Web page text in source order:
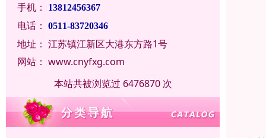
手机：
13812456367
电话： 0511-83720346
地址： 江苏镇江新区大港东方路1号
网站： www.cnyfxg.com
本站共被浏览过 6476870 次